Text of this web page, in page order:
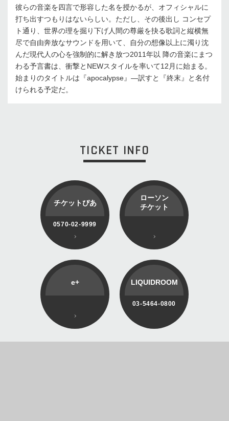
彼らの音楽を四言で形容した名を授かるが、オフィシャルに
打ち出すつもりはないらしい。ただし、その後出し コンセプ
ト通り、世界の理を掘り下げ人間の尊厳を抉る歌詞と縦横無
尽で自由奔放なサウンドを用いて、自分の想像以上に濁り沈
んだ現代人の心を強制的に解き放つ2011年以 降の音楽にまつ
わる予言書は、衝撃とNEWスタイルを率いて12月に始まる。
始まりのタイトルは『apocalypse』—訳すと『終末』と名付
けられる予定だ。
TICKET INFO
チケットぴあ
0570-02-9999
ローソン
チケット
e+ LIQUIDROOM
03-5464-0800